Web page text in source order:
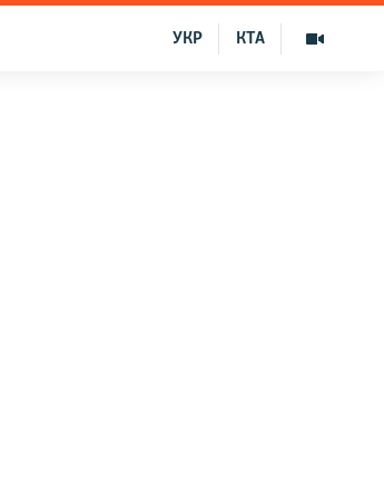
КТА
УКР